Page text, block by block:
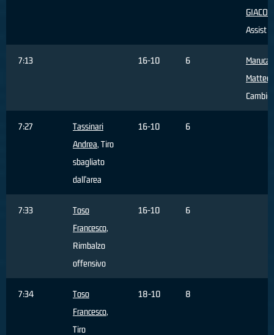
Assist
7:13 16-10 6
Maruca
Matteo
Cambio
7:27
Tassinari
Andrea, Tiro
sbagliato
dall'area
16-10 6
7:33
Toso
Francesco,
Rimbalzo
offensivo
16-10 6
7:34
Toso
Francesco,
Tiro
18-10 8